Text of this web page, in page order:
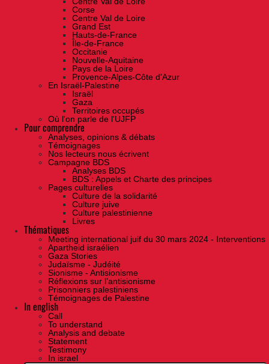
Corse
Centre Val de Loire
Grand Est
Hauts-de-France
Île-de-France
Occitanie
Nouvelle-Aquitaine
Pays de la Loire
Provence-Alpes-Côte d'Azur
En Israël-Palestine
Israël
Gaza
Territoires occupés
Où l'on parle de l'UJFP
Pour comprendre
Analyses, opinions & débats
Témoignages
Nos lecteurs nous écrivent
Campagne BDS
Analyses BDS
BDS : Appels et Charte des principes
Pages culturelles
Culture de la solidarité
Culture juive
Culture palestinienne
Livres
Thématiques
Meeting international juif du 30 mars 2024 - Interventions
Apartheid israélien
Gaza Stories
Judaïsme - Judéité
Sionisme - Antisionisme
Réflexions sur l’antisionisme
Prisonniers palestiniens
Témoignages de Palestine
In english
Call
To understand
Analysis and debate
Statement
Testimony
In israel